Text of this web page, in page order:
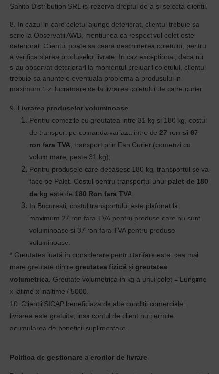
Sanito Distribution SRL isi rezerva dreptul de a-si selecta clientii.
8. In cazul in care coletul ajunge deteriorat, clientul trebuie sa
scrie la Observatii AWB, mentiunea ca respectivul colet este
deteriorat. Clientul poate sa ceara deschiderea coletului, pentru
a verifica starea produselor livrate. In caz exceptional, daca nu
s-au observat deteriorari la momentul preluarii coletului, clientul
trebuie sa anunte o eventuala problema a produsului in
maximum 1 zi lucratoare de la livrarea coletului de catre curier.
9. Livrarea produselor voluminoase
Pentru comezile cu greutatea intre 31 kg si 180 kg, costul
de transport pe comanda variaza intre de 27 ron si 67
ron fara TVA , transport prin Fan Curier (comenzi cu
volum mare, peste 31 kg);
Pentru produsele care depasesc 180 kg, transportul se va
face pe Palet. Costul pentru transportul unui palet de 180
de kg este de 180 Ron fara TVA
In Bucuresti, costul transportului este plafonat la
maximum 27 ron fara TVA pentru produse care nu sunt
voluminoase si 37 ron fara TVA pentru produse
voluminoase.
* Greutatea luată în considerare pentru tarifare este: cea mai
mare greutate dintre greutatea fizică și greutatea
volumetrica. Greutate volumetrica in kg a unui colet = Lungime
x latime x inaltime / 5000.
10. Clientii SICAP beneficiaza de alte conditii comerciale:
livrarea este gratuita, insa contul de client nu permite
acumularea de beneficii suplimentare.
Politica de gestionare a erorilor de livrare